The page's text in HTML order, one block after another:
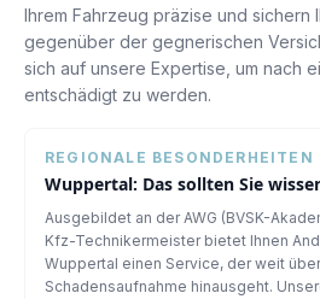
Ihrem Fahrzeug präzise und sichern
gegenüber der gegnerischen
sich auf unsere Expertise, um nach
entschädigt zu werden.
REGIONALE BESONDERHEITEN
Wuppertal: Das sollten Sie
Ausgebildet an der AWG (BVSK-
Kfz-Technikermeister bietet Ihnen
Wuppertal einen Service, der weit
Schadensaufnahme hinausgeht.